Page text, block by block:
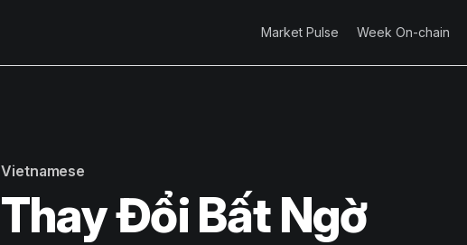
Market Pulse Week On-chain
Vietnamese
Thay Đổi Bất Ngờ